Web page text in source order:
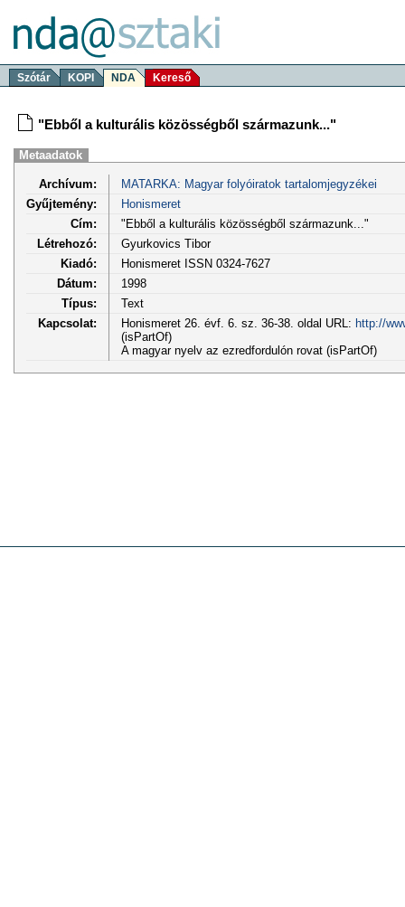
Szótár KOPI NDA Kereső
"Ebből a kulturális közösségből származunk..."
Metaadatok
Archívum:
MATARKA: Magyar folyóiratok tartalomjegyzékei
Gyűjtemény:
Honismeret
Cím:
"Ebből a kulturális közösségből származunk..."
Létrehozó:
Gyurkovics Tibor
Kiadó:
Honismeret ISSN 0324-7627
Dátum:
1998
Típus:
Text
Kapcsolat:
Honismeret 26. évf. 6. sz. 36-38. oldal URL: http://
(isPartOf)
A magyar nyelv az ezredfordulón rovat (isPartOf)